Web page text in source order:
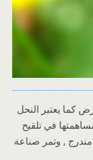
كما يعتبر النحل
في تلقيح
, وتمر صناعة